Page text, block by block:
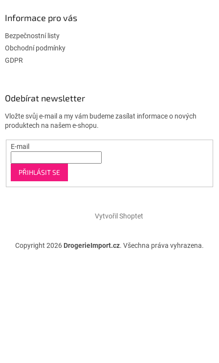
Informace pro vás
Bezpečnostní listy
Obchodní podmínky
GDPR
Odebírat newsletter
Vložte svůj e-mail a my vám budeme zasílat informace o nových
produktech na našem e-shopu.
E-mail
PŘIHLÁSIT SE
Vytvořil Shoptet
Copyright 2026 DrogerieImport.cz. Všechna práva vyhrazena.